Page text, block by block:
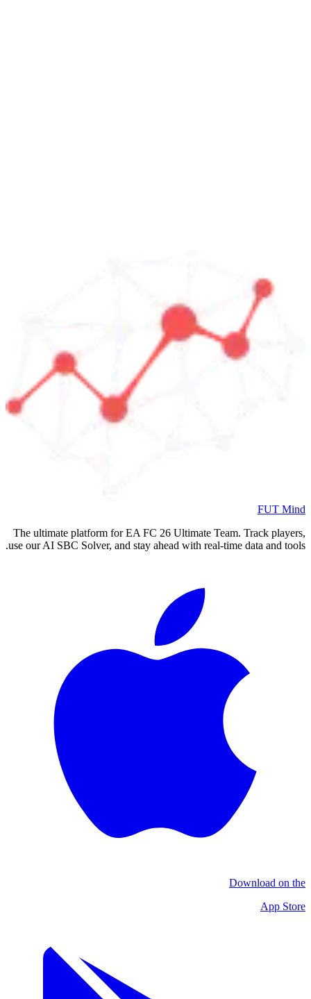
FUT Mind
The ultimate platform for EA FC 26 Ultimate Team. Track players,
use our AI SBC Solver, and stay ahead with real-time data and tools.
Download on the
App Store